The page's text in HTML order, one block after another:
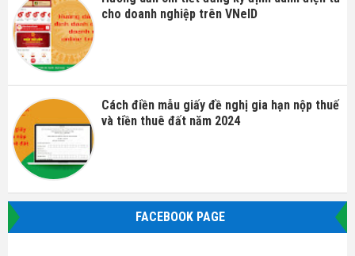
cho doanh nghiệp trên VNeID
Cách điền mẫu giấy đề nghị gia hạn nộp thuế
và tiền thuê đất năm 2024
FACEBOOK PAGE